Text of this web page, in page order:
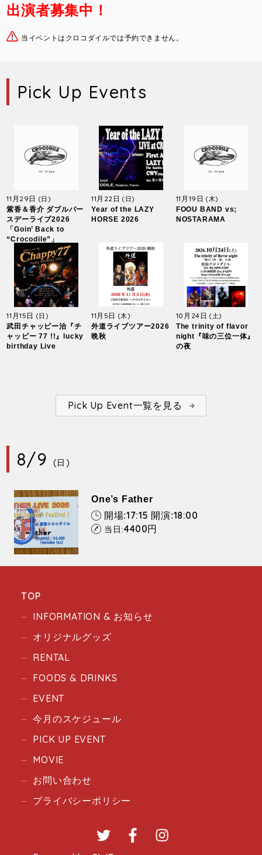
出演者募集中！
当イベントはクロコダイルでは予約できません。
Pick Up Events
11月29日 (日)
紫香＆香介 ダブルバー
スデーライブ2026
「Goin’ Back to
“Crocodile”」
11月22日(日)
Year of the LAZY
HORSE 2026
11月19日 (木)
FOOU BAND vs;
NOSTARAMA
11月15日 (日)
武田チャッピー治『チ
ャッピー 77 !!』lucky
birthday Live
11月5日 (木)
外道ライブツアー2026
晩秋
10月24日 (土)
The trinity of flavor
night『味の三位一体』
の夜
Pick Up Event一覧を見る
8/9 (日)
One’s Father
開場:17:15 開演:18:00
当日:4400円
TOP
INFORMATION & お知らせ
オリジナルグッズ
RENTAL
FOODS & DRINKS
EVENT
今月のスケジュール
PICK UP EVENT
MOVIE
お問い合わせ
プライバシーポリシー
Twitter Facebook